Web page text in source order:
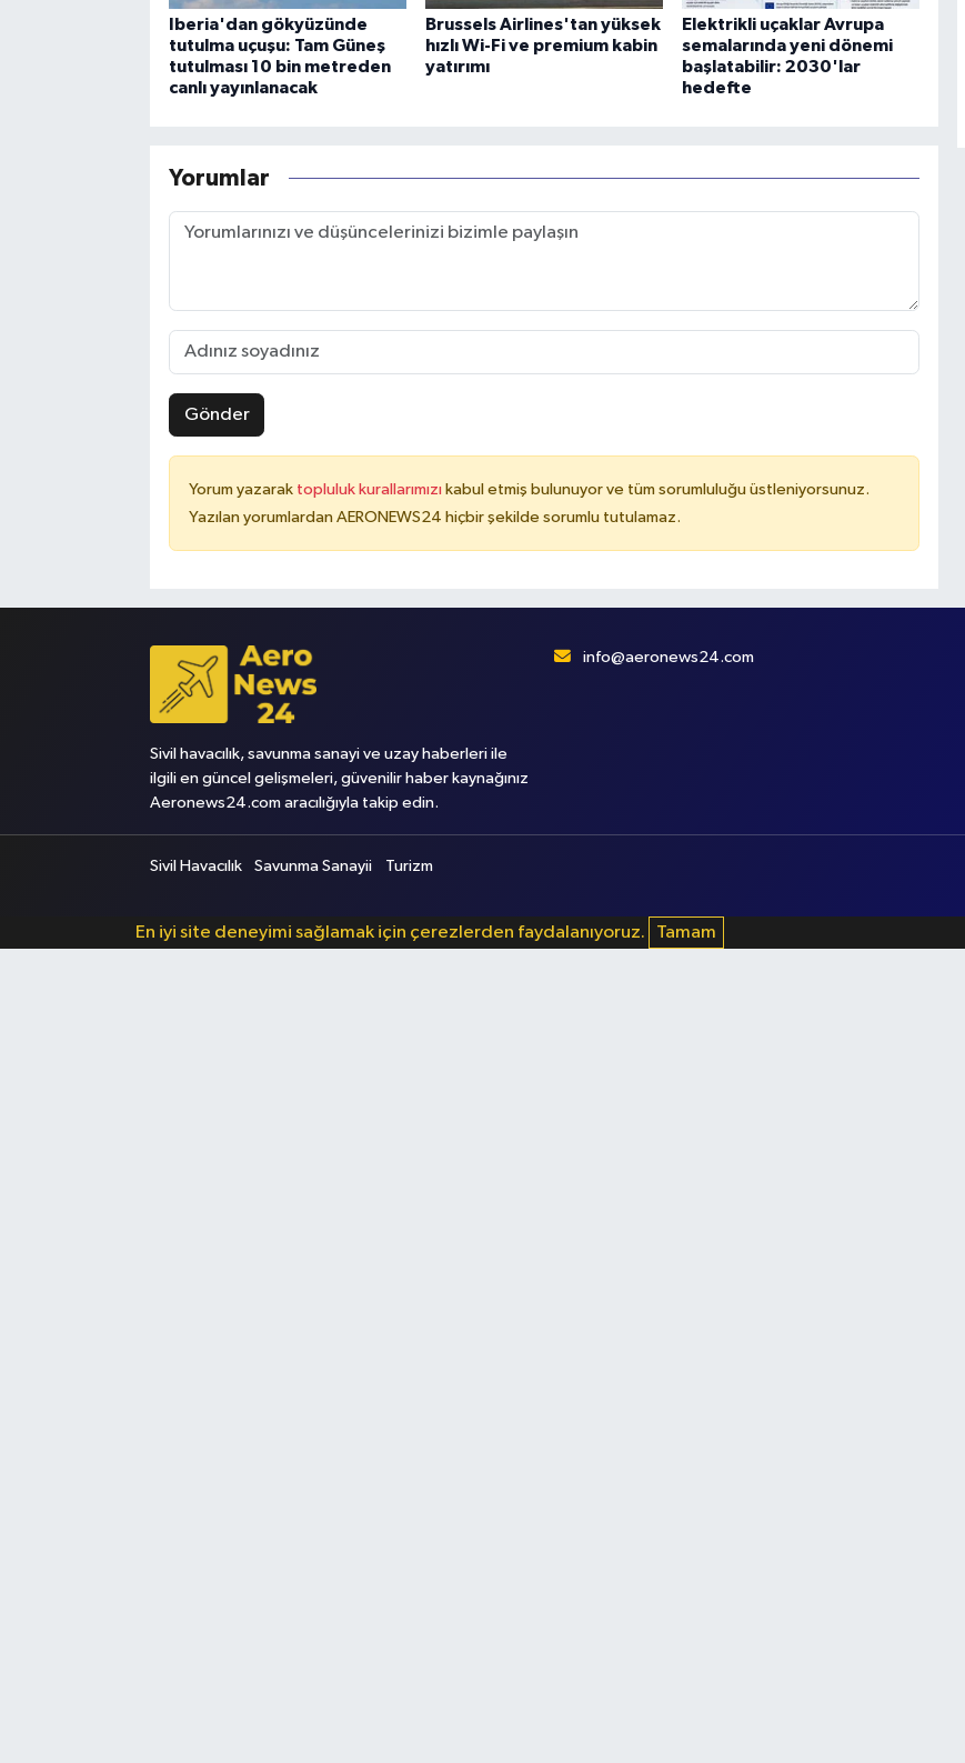
Iberia'dan gökyüzünde
tutulma uçuşu: Tam Güneş
tutulması 10 bin metreden
canlı yayınlanacak
Brussels Airlines'tan yüksek
hızlı Wi-Fi ve premium kabin
yatırımı
Elektrikli uçaklar Avrupa
semalarında yeni dönemi
başlatabilir: 2030'lar
hedefte
Yorumlar
Gönder
Yorum yazarak topluluk kurallarımızı kabul etmiş bulunuyor ve tüm sorumluluğu üstleniyorsunuz.
Yazılan yorumlardan AERONEWS24 hiçbir şekilde sorumlu tutulamaz.
Sivil havacılık, savunma sanayi ve uzay haberleri ile
ilgili en güncel gelişmeleri, güvenilir haber kaynağınız
Aeronews24.com aracılığıyla takip edin.
info@aeronews24.com
Sivil Havacılık Savunma Sanayii Turizm
En iyi site deneyimi sağlamak için çerezlerden faydalanıyoruz. Tamam